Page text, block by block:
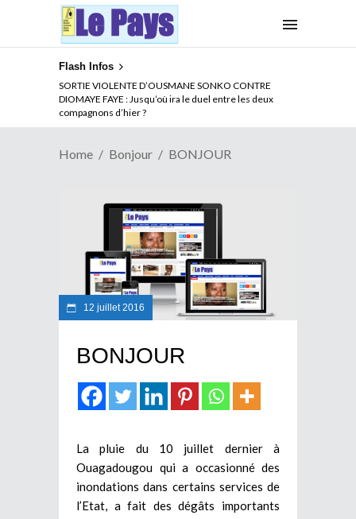
Flash Infos
SORTIE VIOLENTE D’OUSMANE SONKO CONTRE
DIOMAYE FAYE : Jusqu’où ira le duel entre les deux
compagnons d’hier ?
Home Bonjour BONJOUR
12 juillet 2016
BONJOUR
La pluie du 10 juillet dernier à
Ouagadougou qui a occasionné des
inondations dans certains services de
l’Etat, a fait des dégâts importants